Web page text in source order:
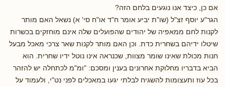
אם כן, כיצד אנו נוגעים בלחם הזה?
הגר"ע יוסף זצ"ל (שו"ת יביע אומר ח"ד או"ח סי' א) נשאל האם מותר
לקנות לחם ממאפיה של יהודים שהפועלים שלה אינם מוחזקים בכשרות
שיטלו ידיהם בשחרית כדת. וכן האם מותר לקנות שאר צרכי מאכל מבעל
חנות מכולת שאינו שומר מצוות, שכנראה אינו נוטל ידיו שחרית. הוא
הביא בדבריו מחלוקת אחרונים בענין ומסכם: "ומ"מ לכתחלה יש להזהר
בכל עוז ותעצומות להשגיח לבלתי יגעו במאכלים לפני נט"י, ולעמוד על